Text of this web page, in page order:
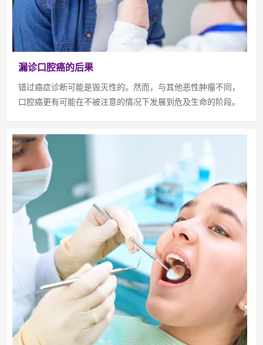
漏诊口腔癌的后果
错过癌症诊断可能是毁灭性的。然而，与其他恶性肿瘤不同，
口腔癌更有可能在不被注意的情况下发展到危及生命的阶段。